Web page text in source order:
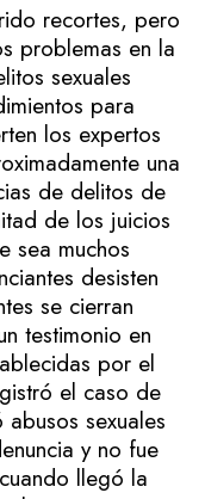
recortes, pero
problemas en la
sexuales
para
los expertos
una
de delitos de
de los juicios
sea muchos
desisten
se cierran
testimonio en
por el
el caso de
sexuales
y no fue
llegó la